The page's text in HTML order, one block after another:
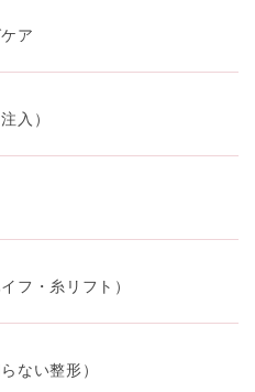
ア
入）
フ・糸リフト）
ない整形）